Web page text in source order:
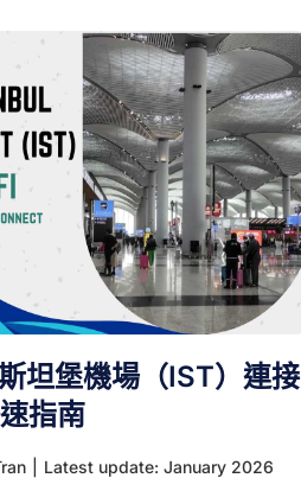
坦堡機場（IST）連接
指南
Latest update: January 2026